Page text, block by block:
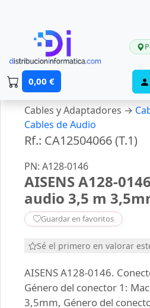
0,00 €
Cables y Adaptadores →
Cables de Audio
Rf.: CA12504066 (T.1)
PN: A128-0146
AISENS A128-
audio 3,5 m
Guardar en favoritos
Sé el primero en valorar
AISENS A128-0146.
Género del conector 1:
3,5mm, Género del